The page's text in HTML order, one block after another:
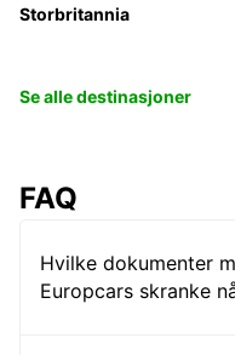
Storbritannia
Se alle destinasjoner
FAQ
Hvilke dokumenter
Europcars skranke